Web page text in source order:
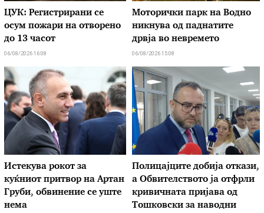
ЦУК: Регистрирани се
осум пожари на отворено
до 13 часот
06/08/2026 16:08
Моторички парк на Водно
никнува од паднатите
дрвја во невремето
06/08/2026 15:08
Истекува рокот за
куќниот притвор на Артан
Груби, обвинение се уште
нема
Полицајците добија откази,
а Обвителството ја отфрли
кривичната пријава од
Тошковски за наводни